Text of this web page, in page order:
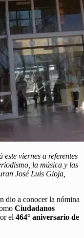
viernes a referentes
la música y las
José Luis Gioja,
dio a conocer la nómina
Ciudadanos
el 464° aniversario de